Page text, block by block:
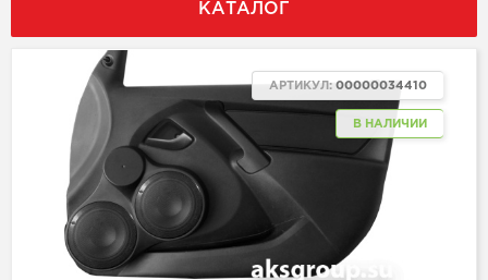
КАТАЛОГ
В НАЛИЧИИ
АРТИКУЛ: 00000034410